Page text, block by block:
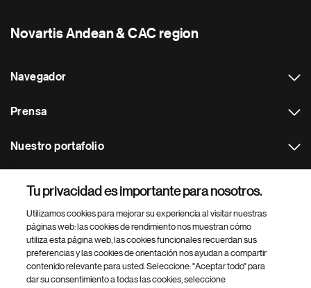
Novartis Andean & CAC region
Navegador
Prensa
Nuestro portafolio
Footer Site Search
Tu privacidad es importante para nosotros.
Utilizamos cookies para mejorar su experiencia al visitar nuestras
páginas web: las cookies de rendimiento nos muestran cómo
utiliza esta página web, las cookies funcionales recuerdan sus
preferencias y las cookies de orientación nos ayudan a compartir
contenido relevante para usted. Seleccione: "Aceptar todo" para
dar su consentimiento a todas las cookies, seleccione